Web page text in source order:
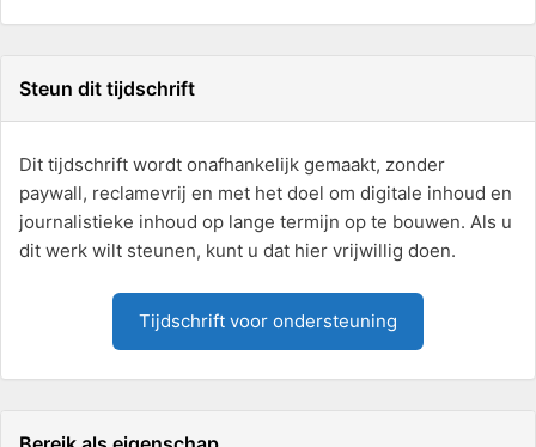
Steun dit tijdschrift
Dit tijdschrift wordt onafhankelijk gemaakt, zonder
paywall, reclamevrij en met het doel om digitale inhoud en
journalistieke inhoud op lange termijn op te bouwen. Als u
dit werk wilt steunen, kunt u dat hier vrijwillig doen.
Tijdschrift voor ondersteuning